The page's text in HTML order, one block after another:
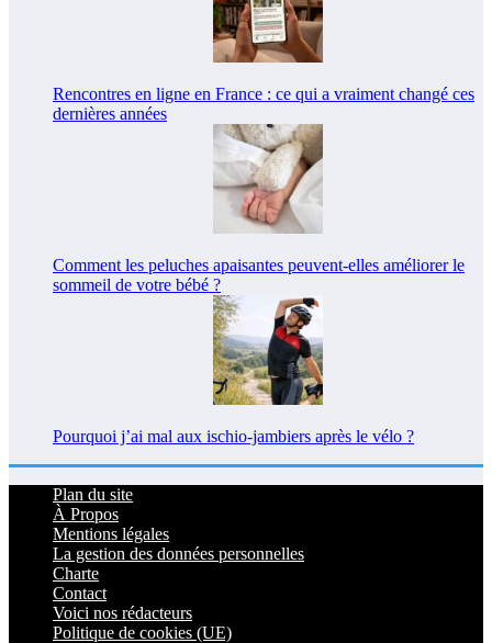
Rencontres en ligne en France : ce qui a vraiment changé ces
dernières années
Comment les peluches apaisantes peuvent-elles améliorer le
sommeil de votre bébé ?
Pourquoi j’ai mal aux ischio-jambiers après le vélo ?
Plan du site
À Propos
Mentions légales
La gestion des données personnelles
Charte
Contact
Voici nos rédacteurs
Politique de cookies (UE)